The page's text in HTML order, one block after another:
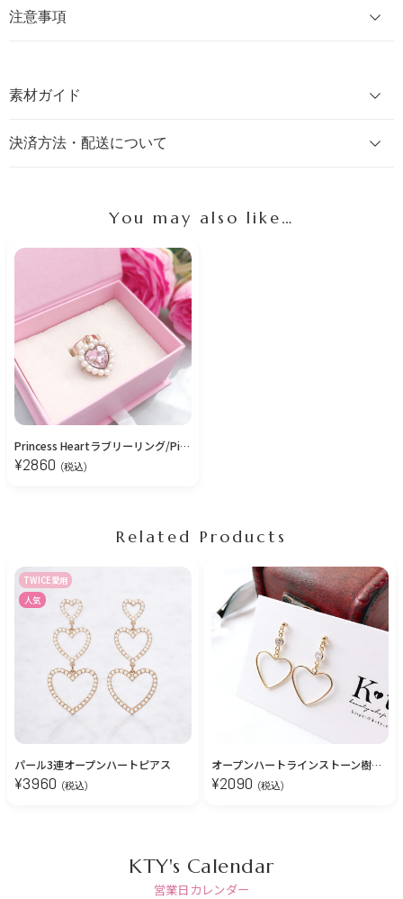
注意事項
素材ガイド
決済方法・配送について
You may also like…
Princess Heartラブリーリング/Pink【Free Size】
¥2860 (税込)
Related Products
TWICE愛用
人気
パール3連オープンハートピアス
¥3960 (税込)
オープンハートラインストーン樹脂ピアス/イヤリング【金属アレルギー対応】
¥2090 (税込)
KTY's Calendar
営業日カレンダー